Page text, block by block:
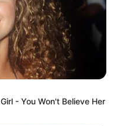
algodão doce tem
festas de
podia ficar de fora
- You Won't Believe Her